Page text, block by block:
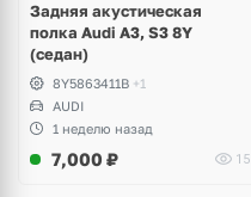
Задняя акустическая
полка Audi A3, S3 8Y
(седан)
8Y5863411B +1
AUDI
1 неделю назад
7,000 ₽ 15